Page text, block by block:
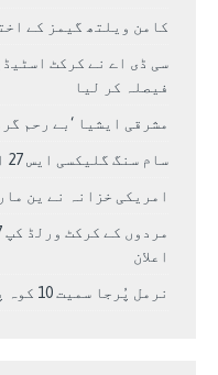
کامن ویلتھ گیمز کے
سی ڈی اے نے کرکٹ
فیصلہ کر لیا
مشرقی ایشیا ‘بے رحم
سام سنگ گلیکسی ایس 27 الٹرا سے ایک کیمرا ہٹا دے گا.
امریکی خزانہ نے ین
اعلان
نرمل پُرجا سمیت 10 کوہ پیما براڈ پیک پر لاپتہ